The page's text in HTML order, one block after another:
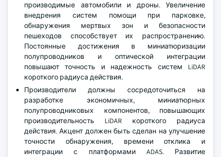
производимые автомобили и дроны. Увеличение
внедрения систем помощи при парковке,
обнаружения мертвых зон и безопасности
пешеходов способствует их распространению.
Постоянные достижения в миниатюризации
полупроводников и оптической интеграции
повышают точность и надежность систем LiDAR
короткого радиуса действия.
Производители должны сосредоточиться на
разработке экономичных, миниатюрных
полупроводниковых компонентов, повышающих
производительность LiDAR короткого радиуса
действия. Акцент должен быть сделан на улучшение
точности обнаружения, времени отклика и
интеграции с платформами ADAS. Развитие